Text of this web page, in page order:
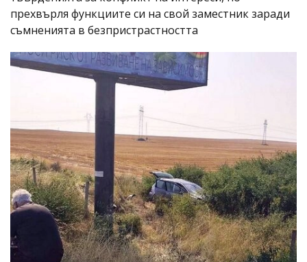
прехвърля функциите си на свой заместник заради
съмненията в безпристрастността